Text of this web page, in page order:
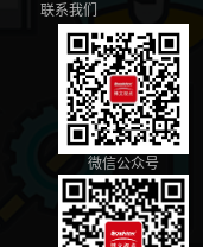
联系我们
微信公众号